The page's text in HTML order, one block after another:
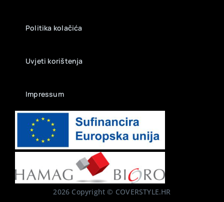
Politika kolačića
Uvjeti korištenja
Impressum
2026 Copyright © COVERSTYLE.HR